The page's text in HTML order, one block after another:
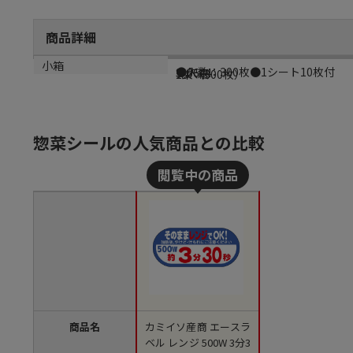
商品詳細
商品説明
●入数：300枚●1シート10枚付
メーカー品番
S-0644
材質
光沢紙
小箱
1束（300枚）
惣菜シールの人気商品との比較
商品名
カミイソ産商 エースラ
ベル レンジ 500W 3分3